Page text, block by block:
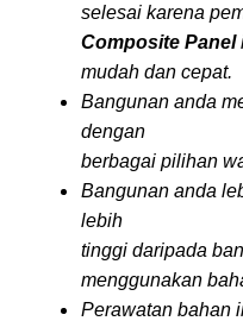
selesai karena
Composite Panel
mudah dan cepat.
Bangunan anda
dengan
berbagai pilihan
Bangunan anda
lebih
tinggi daripada
menggunakan
Perawatan bahan